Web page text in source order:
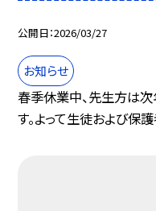
公開日 2026/03/27
お知らせ
春季休業中、先生方は
す。よって生徒および保